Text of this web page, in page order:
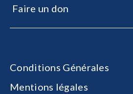
Faire un don
Conditions Générales
Mentions légales